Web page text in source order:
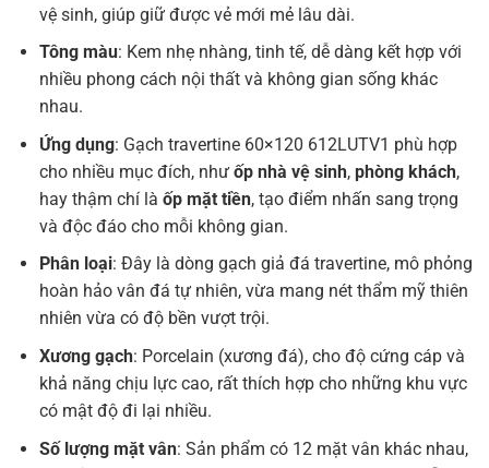
vệ sinh, giúp giữ được vẻ mới mẻ lâu dài.
Tông màu: Kem nhẹ nhàng, tinh tế, dễ dàng kết hợp với
nhiều phong cách nội thất và không gian sống khác
nhau.
Ứng dụng: Gạch travertine 60×120 612LUTV1 phù hợp
cho nhiều mục đích, như ốp nhà vệ sinh, phòng khách,
hay thậm chí là ốp mặt tiền, tạo điểm nhấn sang trọng
và độc đáo cho mỗi không gian.
Phân loại: Đây là dòng gạch giả đá travertine, mô phỏng
hoàn hảo vân đá tự nhiên, vừa mang nét thẩm mỹ thiên
nhiên vừa có độ bền vượt trội.
Xương gạch: Porcelain (xương đá), cho độ cứng cáp và
khả năng chịu lực cao, rất thích hợp cho những khu vực
có mật độ đi lại nhiều.
Số lượng mặt vân: Sản phẩm có 12 mặt vân khác nhau,